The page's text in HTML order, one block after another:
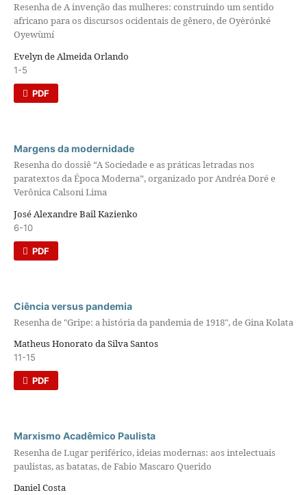
Resenha de A invenção das mulheres: construindo um sentido
africano para os discursos ocidentais de gênero, de Oyèrónké
Oyewùmí
Evelyn de Almeida Orlando
1-5
PDF
Margens da modernidade
Resenha do dossiê “A Sociedade e as práticas letradas nos
paratextos da Época Moderna”, organizado por Andréa Doré e
Verônica Calsoni Lima
José Alexandre Bail Kazienko
6-10
PDF
Ciência versus pandemia
Resenha de "Gripe: a história da pandemia de 1918", de Gina Kolata
Matheus Honorato da Silva Santos
11-15
PDF
Marxismo Acadêmico Paulista
Resenha de Lugar periférico, ideias modernas: aos intelectuais
paulistas, as batatas, de Fabio Mascaro Querido
Daniel Costa